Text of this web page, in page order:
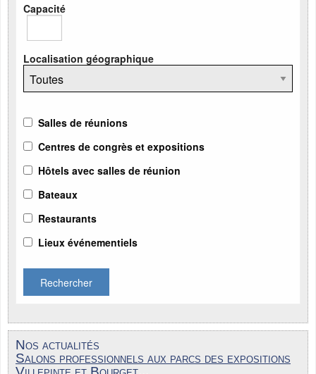
Capacité
Localisation géographique
Salles de réunions
Centres de congrès et expositions
Hôtels avec salles de réunion
Bateaux
Restaurants
Lieux événementiels
Rechercher
Nos actualités
Salons professionnels aux parcs des expositions